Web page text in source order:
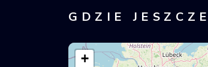
GDZIE JESZCZE
+